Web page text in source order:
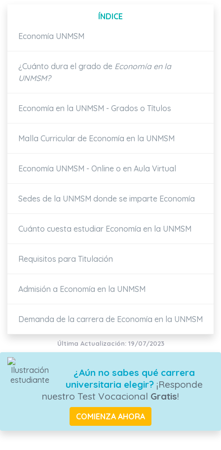
ÍNDICE
Economía UNMSM
¿Cuánto dura el grado de Economía en la
UNMSM?
Economía en la UNMSM - Grados o Títulos
Malla Curricular de Economía en la UNMSM
Economía UNMSM - Online o en Aula Virtual
Sedes de la UNMSM donde se imparte Economía
Cuánto cuesta estudiar Economía en la UNMSM
Requisitos para Titulación
Admisión a Economía en la UNMSM
Demanda de la carrera de Economía en la UNMSM
Última Actualización: 19/07/2023
¿Aún no sabes qué carrera
universitaria elegir?¡Responde
nuestro Test Vocacional Gratis!
COMIENZA AHORA